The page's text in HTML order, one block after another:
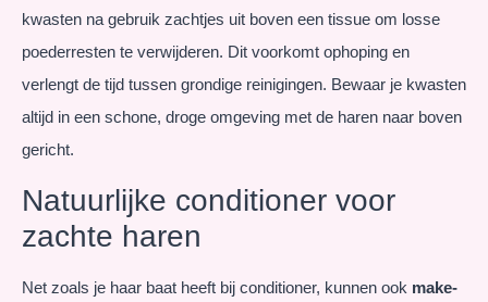
kwasten na gebruik zachtjes uit boven een tissue om losse
poederresten te verwijderen. Dit voorkomt ophoping en
verlengt de tijd tussen grondige reinigingen. Bewaar je kwasten
altijd in een schone, droge omgeving met de haren naar boven
gericht.
Natuurlijke conditioner voor
zachte haren
Net zoals je haar baat heeft bij conditioner, kunnen ook make-